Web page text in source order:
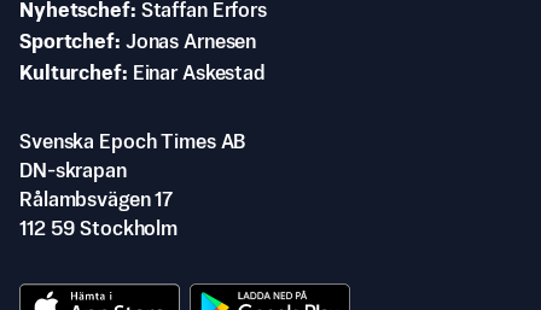
Nyhetschef Staffan Erfors
Sportchef Jonas Arnesen
Kulturchef
Einar Askestad
Svenska Epoch Times AB
DN-skrapan
Rålambsvägen 17
112 59 Stockholm